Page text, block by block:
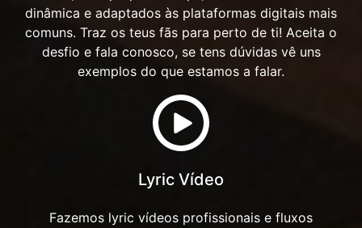
dinâmica e adaptados às plataformas digitais mais
comuns. Traz os teus fãs para perto de ti! Aceita o
desfio e fala conosco, se tens dúvidas vê uns
exemplos do que estamos a falar.
Lyric Vídeo
Fazemos lyric vídeos profissionais e fluxos